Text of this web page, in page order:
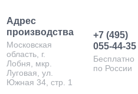
Адрес
производства
Московская
область, г.
Лобня, мкр.
Луговая, ул.
Южная 34, стр. 1
+7 (495)
055-44-35
Бесплатно
по России